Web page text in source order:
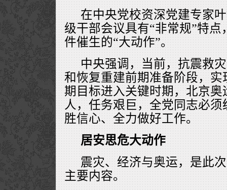
在中央党校资深党建专家
级干部会议具有“非常规”特
件催生的“大动作”。
中央强调，当前，抗震救
和恢复重建前期准备阶段，
期目标进入关键时期，北京
人，任务艰巨，全党同志必
胜信心、全力做好工作。
居安思危大动作
震灾、经济与奥运，是此
主要内容。